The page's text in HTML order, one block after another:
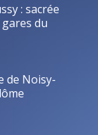
: sacrée
du
de Noisy-